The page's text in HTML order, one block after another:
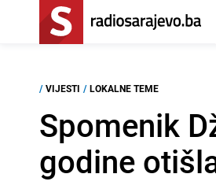
/ VIJESTI / LOKALNE TEME
Spomenik
godine